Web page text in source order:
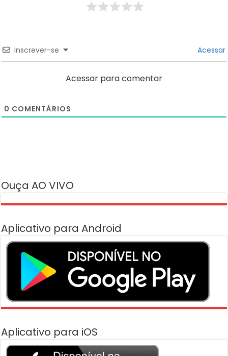
Inscrever-se Acessar
Acessar para comentar
0 COMENTÁRIOS
Ouça AO VIVO
Aplicativo para Android
Aplicativo para iOS